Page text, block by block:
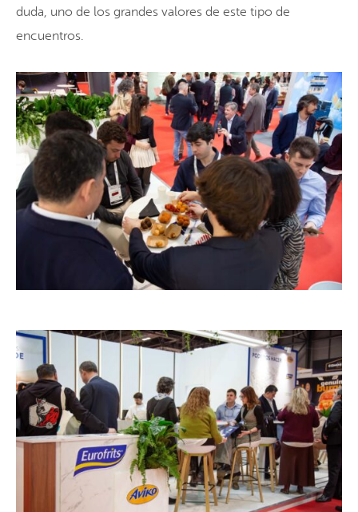
duda, uno de los grandes valores de este tipo de
encuentros.